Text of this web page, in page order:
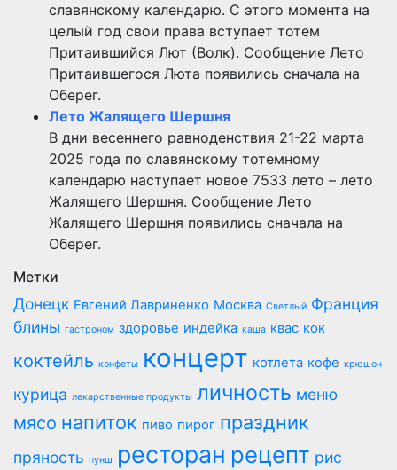
славянскому календарю. С этого момента на
целый год свои права вступает тотем
Притаившийся Лют (Волк). Сообщение Лето
Притаившегося Люта появились сначала на
Оберег.
Лето Жалящего Шершня
В дни весеннего равноденствия 21-22 марта
2025 года по славянскому тотемному
календарю наступает новое 7533 лето – лето
Жалящего Шершня. Сообщение Лето
Жалящего Шершня появились сначала на
Оберег.
Метки
Донецк Евгений Лавриненко Москва Светлый Франция
блины гастроном здоровье индейка каша квас кок
коктейль конфеты концерт котлета кофе крюшон
курица лекарственные продукты личность меню
мясо напиток пиво пирог праздник
пряность пунш ресторан рецепт рис